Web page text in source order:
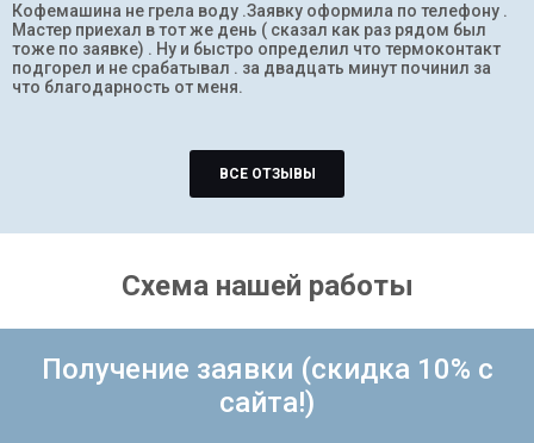
Кофемашина не грела воду .Заявку оформила по телефону .
Мастер приехал в тот же день ( сказал как раз рядом был
тоже по заявке) . Ну и быстро определил что термоконтакт
подгорел и не срабатывал . за двадцать минут починил за
что благодарность от меня.
ВСЕ ОТЗЫВЫ
Схема нашей работы
Получение заявки (скидка 10% с
сайта!)